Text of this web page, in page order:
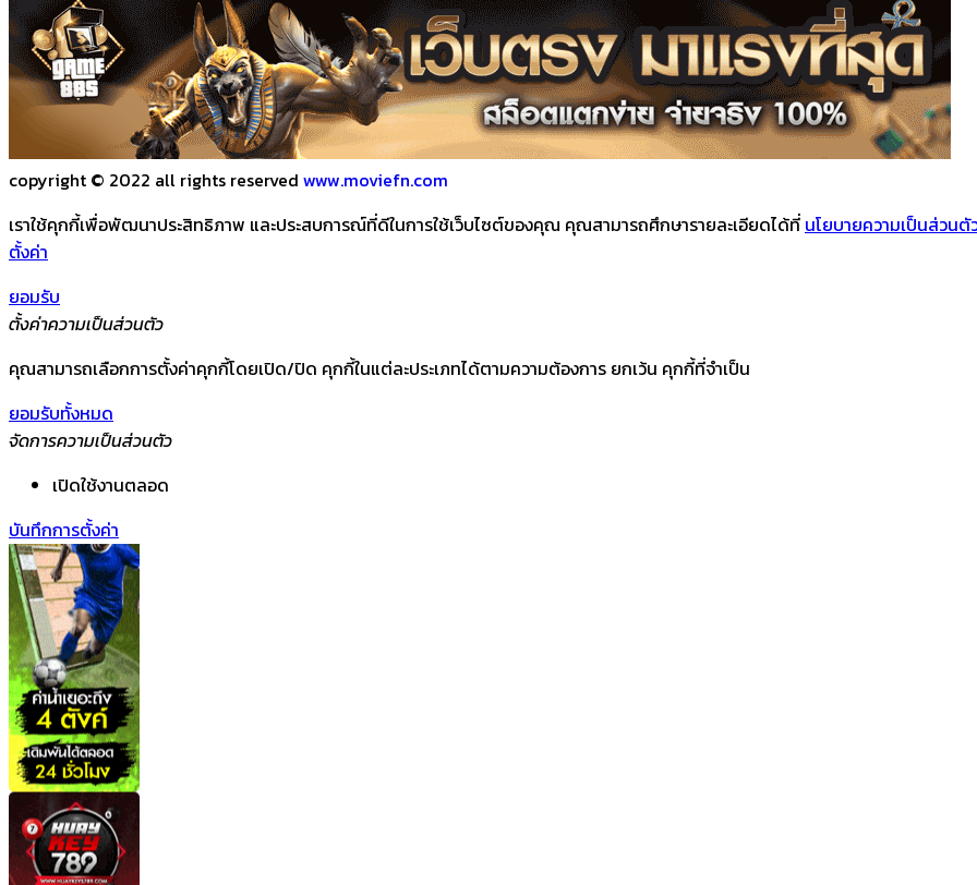
copyright © 2022 all rights reserved www.moviefn.com
เราใช้คุกกี้เพื่อพัฒนาประสิทธิภาพ และประสบการณ์ที่ดีในการใช้เว็บไซต์ของคุณ คุณสามารถศึกษารายละเอียดได้ที่ นโยบายความเป็นส่วนตั
ตั้งค่า
ยอมรับ
ตั้งค่าความเป็นส่วนตัว
คุณสามารถเลือกการตั้งค่าคุกกี้โดยเปิด/ปิด คุกกี้ในแต่ละประเภทได้ตามความต้องการ ยกเว้น คุกกี้ที่จำเป็น
ยอมรับทั้งหมด
จัดการความเป็นส่วนตัว
เปิดใช้งานตลอด
บันทึกการตั้งค่า